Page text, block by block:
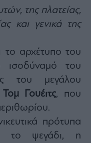
της πλατείας,
και γενικά της
το αρχέτυπο του
ισοδύναμό του
του μεγάλου
Τομ Γουέιτς, που
πρότυπα
το ψεγάδι, η